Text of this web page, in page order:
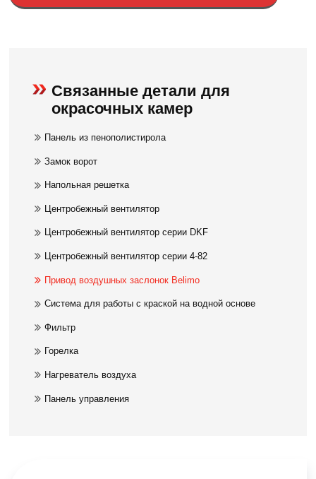
Связанные детали для
окрасочных камер
Панель из пенополистирола
Замок ворот
Напольная решетка
Центробежный вентилятор
Центробежный вентилятор серии DKF
Центробежный вентилятор серии 4-82
Привод воздушных заслонок Belimo
Система для работы с краской на водной основе
Фильтр
Горелка
Нагреватель воздуха
Панель управления